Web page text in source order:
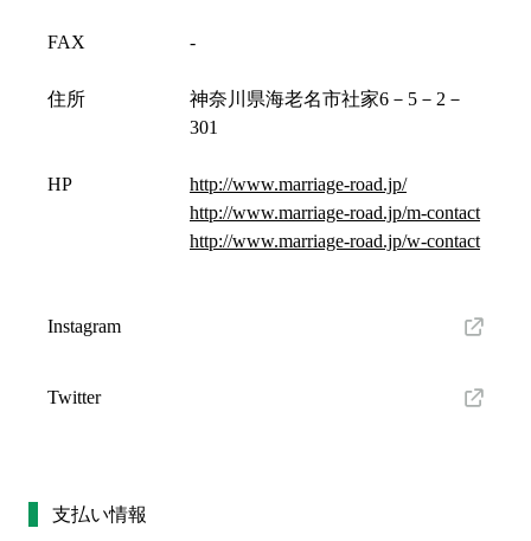
FAX -
住所
神奈川県海老名市社家6－5－2－
301
HP
http://www.marriage-road.jp/
http://www.marriage-road.jp/m-contact
http://www.marriage-road.jp/w-contact
Instagram
Twitter
支払い情報